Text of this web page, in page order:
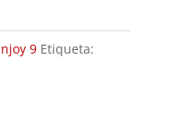
9 Etiqueta: